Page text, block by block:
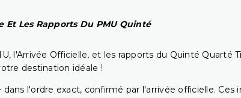
Et Les Rapports Du PMU Quinté
l'Arrivée Officielle, et les rapports du Quinté Quarté
destination idéale !
l'ordre exact, confirmé par l'arrivée officielle. Ces